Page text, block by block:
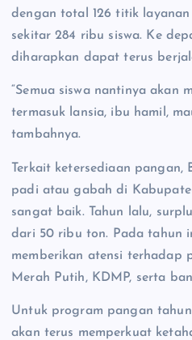
dengan total 126 titik
sekitar 284 ribu siswa. Ke
diharapkan dapat terus
“Semua siswa nantinya akan
termasuk lansia, ibu hamil,
tambahnya.
Terkait ketersediaan pangan,
padi atau gabah di
sangat baik. Tahun lalu,
dari 50 ribu ton. Pada tahun
memberikan atensi terhadap
Merah Putih, KDMP, serta
Untuk program pangan
akan terus memperkuat